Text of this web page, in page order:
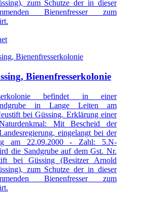
zum Schutze der in dieser
Bienenfresser zum
Bienenfresserkolonie
befindet in einer
in Lange Leiten am
bei Güssing. Erklärung einer
Mit Bescheid der
eingelangt bei der
am 22.09.2000 - Zahl: 5.N-
die Sandgrube auf dem Gst. Nr.
bei Güssing (Besitzer Arnold
zum Schutze der in dieser
Bienenfresser zum